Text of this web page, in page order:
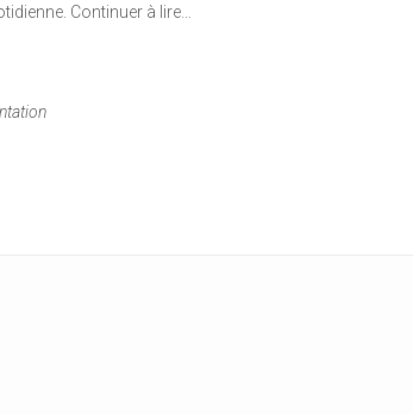
Continuer à lire…